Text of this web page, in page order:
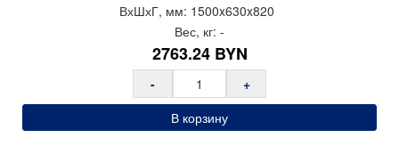
ВхШхГ, мм: 1500x630x820
Вес, кг: -
2763.24 BYN
-
+
В корзину